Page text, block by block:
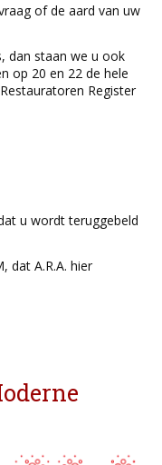
of de aard van uw
dan staan we u ook
op 20 en 22 de hele
Register
u wordt teruggebeld
dat A.R.A. hier